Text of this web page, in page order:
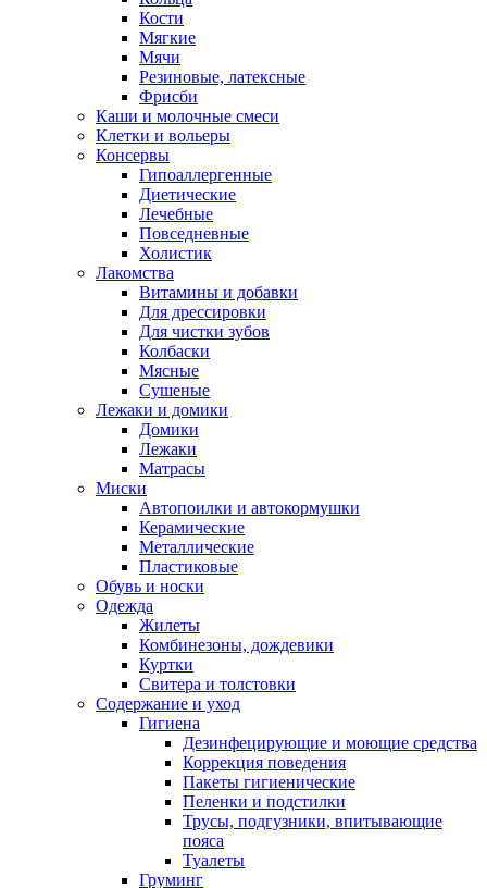
Кости
Мягкие
Мячи
Резиновые, латексные
Фрисби
Каши и молочные смеси
Клетки и вольеры
Консервы
Гипоаллергенные
Диетические
Лечебные
Повседневные
Холистик
Лакомства
Витамины и добавки
Для дрессировки
Для чистки зубов
Колбаски
Мясные
Сушеные
Лежаки и домики
Домики
Лежаки
Матрасы
Миски
Автопоилки и автокормушки
Керамические
Металлические
Пластиковые
Обувь и носки
Одежда
Жилеты
Комбинезоны, дождевики
Куртки
Свитера и толстовки
Содержание и уход
Гигиена
Дезинфецирующие и моющие средства
Коррекция поведения
Пакеты гигиенические
Пеленки и подстилки
Трусы, подгузники, впитывающие
пояса
Туалеты
Груминг